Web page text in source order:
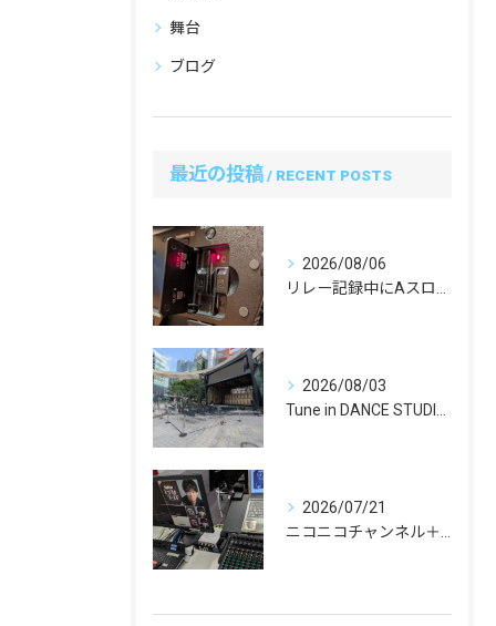
舞台
ブログ
最近の投稿 RECENT POSTS
2026/08/06
リレー記録中にAスロットのSDカードを抜くのはアリ？先輩カメラマンに教わったプロの安全運用ルール
2026/08/03
Tune in DANCE STUDIO『SUMMER TU...
2026/07/21
ニコニコチャンネル＋「西川大貴のエンタメワールド」#19 配信を担当いたしました！